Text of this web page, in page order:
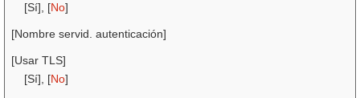
[Sí], [No]
[Nombre servid. autenticación]
[Usar TLS]
[Sí], [No]